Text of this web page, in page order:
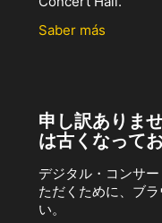
Saber más
申し訳ありま
は古くなって
デジタル・コンサ
ただくために、ブ
い。